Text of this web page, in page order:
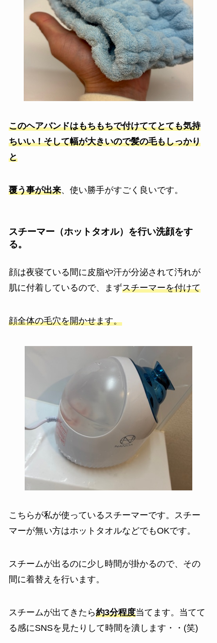
このヘアバンドはもちもちで付けててとても気持
ちいい！そして幅が大きいので髪の毛もしっかり
と
覆う事が出来、使い勝手がすごく良いです。
スチーマー（ホットタオル）を行い洗顔をす
る。
顔は夜寝ている間に皮脂や汗が分泌されて汚れが
肌に付着しているので、まずスチーマーを付けて
顔全体の毛穴を開かせます。
こちらが私が使っているスチーマーです。 スチー
マーが無い方はホットタオルなどでもOKです。
スチームが出るのに少し時間が掛かるので、その
間に着替えを行います。
スチームが出てきたら約3分程度当てます。 当てて
る感にSNSを見たりして時間を潰します・・(笑)